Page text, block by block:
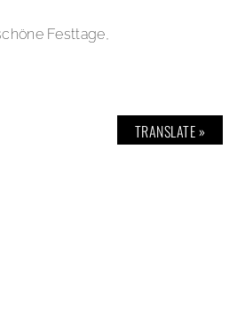
Festtage,
TRANSLATE »